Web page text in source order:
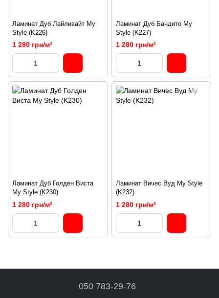
Ламинат Дуб Лайливайт My
Style (K226)
1 280 грн/м²
Ламинат Дуб Бандито My
Style (K227)
1 280 грн/м²
Ламинат Дуб Голден Виста
My Style (K230)
1 280 грн/м²
Ламинат Вичес Вуд My Style
(K232)
1 280 грн/м²
050 783-29-76